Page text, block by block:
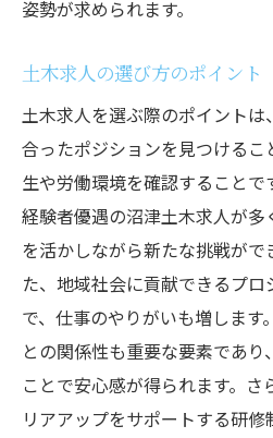
姿勢が求められます。
土木求人の選び方のポイント
土木求人を選ぶ際のポイント
合ったポジションを見つける
生や労働環境を確認することで
経験者優遇の沼津土木求人が
を活かしながら新たな挑戦がで
た、地域社会に貢献できるプ
で、仕事のやりがいも増します
との関係性も重要な要素であり
ことで安心感が得られます。
リアアップをサポートする研